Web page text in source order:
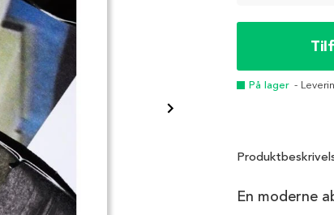
På lager -
En moderne